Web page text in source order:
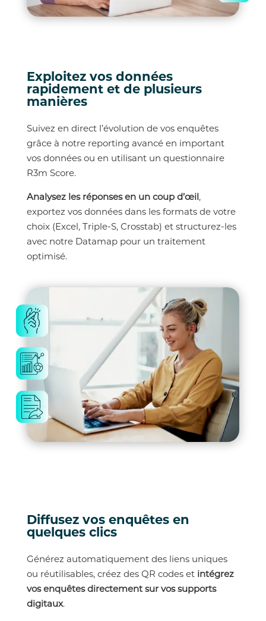
Exploitez vos données
rapidement et de plusieurs
manières
Suivez en direct l’évolution de vos enquêtes
grâce à notre reporting avancé en important
vos données ou en utilisant un questionnaire
R3m Score.
Analysez les réponses en un coup d’œil,
exportez vos données dans les formats de votre
choix (Excel, Triple-S, Crosstab) et structurez-les
avec notre Datamap pour un traitement
optimisé.
Diffusez vos enquêtes en
quelques clics
Générez automatiquement des liens uniques
ou réutilisables, créez des QR codes et intégrez
vos enquêtes directement sur vos supports
digitaux.